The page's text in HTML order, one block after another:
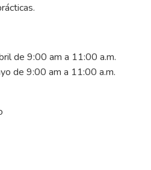
de 9:00 am a 11:00 a.m.
de 9:00 am a 11:00 a.m.